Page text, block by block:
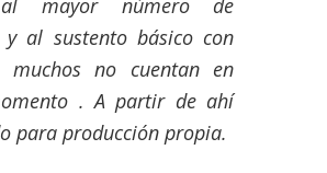
y al sustento básico con
muchos no cuentan en
. A partir de ahí
para producción propia.